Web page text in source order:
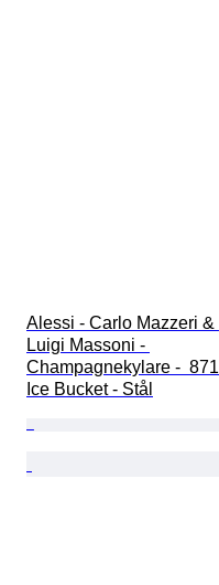
Alessi - Carlo Mazzeri &
Luigi Massoni -
Champagnekylare -  871
Ice Bucket - Stål